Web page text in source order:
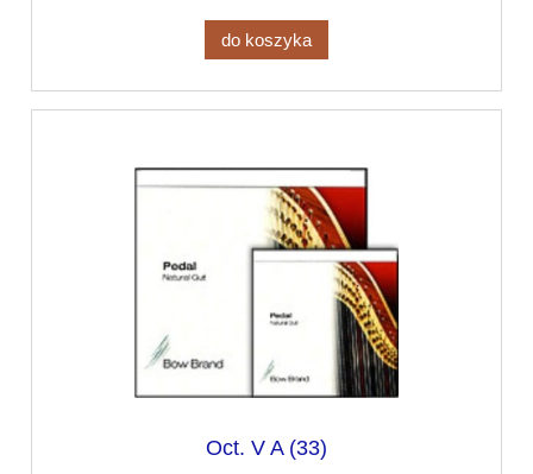
do koszyka
Oct. V A (33)